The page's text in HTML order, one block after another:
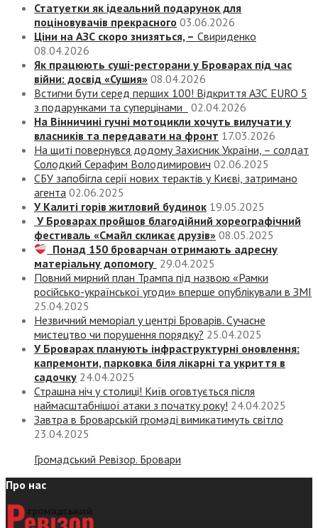
Статуетки як ідеальний подарунок для
поціновувачів прекрасного 03.06.2026
Ціни на АЗС скоро знизяться, – Свириденко
08.04.2026
Як працюють суші-ресторани у Броварах під час
війни: досвід «Сушия» 08.04.2026
Встигни бути серед перших 100! Відкриття АЗС EURO 5
з подарунками та суперцінами
02.04.2026
На Вінничині гучні мотоцикли хочуть вилучати у
власників та передавати на фронт 17.03.2026
На щиті повернувся додому Захисник України, – солдат
Солодкий Серафим Володимирович 02.06.2025
СБУ запобігла серії нових терактів у Києві, затримано
агента 02.06.2025
У Калиті горів житловий будинок 19.05.2025
У Броварах пройшов благодійний хореографічний
фестиваль «Смайл скликає друзів» 08.05.2025
Понад 150 броварчан отримають адресну
матеріальну допомогу 29.04.2025
Повний мирний план Трампа під назвою «‎Рамки
російсько-української угоди» вперше опублікували в ЗМІ
25.04.2025
Незвичний меморіал у центрі Броварів. Сучасне
мистецтво чи порушення порядку? 25.04.2025
У Броварах планують інфраструктурні оновлення:
капремонти, парковка біля лікарні та укриття в
садочку 24.04.2025
Страшна ніч у столиці! Київ оговтується після
наймасштабнішої атаки з початку року! 24.04.2025
Завтра в Броварській громаді вимикатимуть світло
23.04.2025
Громадський Ревізор. Бровари
Про нас